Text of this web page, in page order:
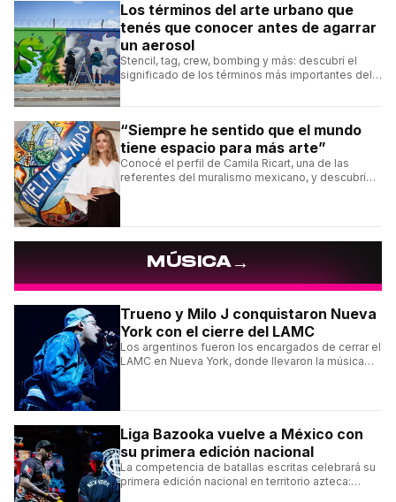
Los términos del arte urbano que
tenés que conocer antes de agarrar
un aerosol
Stencil, tag, crew, bombing y más: descubrí el
significado de los términos más importantes del
“Siempre he sentido que el mundo
tiene espacio para más arte”
Conocé el perfil de Camila Ricart, una de las
referentes del muralismo mexicano, y descubrí
MÚSICA→
Trueno y Milo J conquistaron Nueva
York con el cierre del LAMC
Los argentinos fueron los encargados de cerrar el
LAMC en Nueva York, donde llevaron la música
Liga Bazooka vuelve a México con
su primera edición nacional
La competencia de batallas escritas celebrará su
primera edición nacional en territorio azteca: